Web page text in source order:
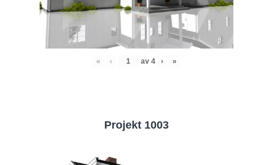
« ‹ av 4 › »
Projekt 1003